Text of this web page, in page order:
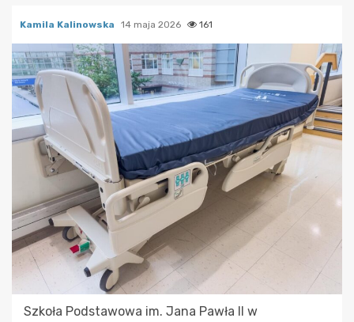
Kamila Kalinowska 14 maja 2026 161
Szkoła Podstawowa im. Jana Pawła II w